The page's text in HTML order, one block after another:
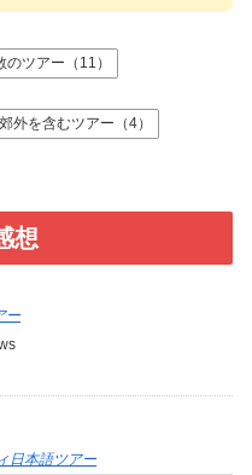
のツアー（11）
外を含むツアー（4）
想
ー
日本語ツアー